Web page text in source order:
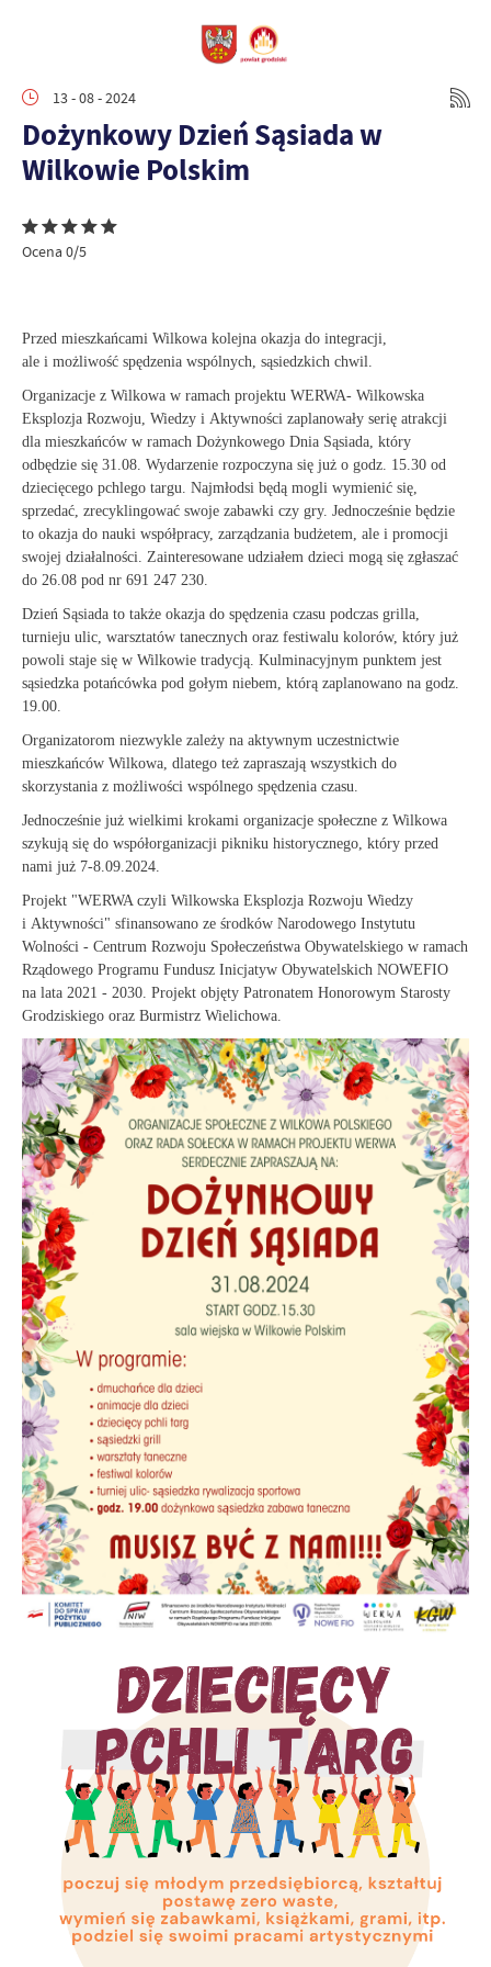
13 - 08 - 2024
Dożynkowy Dzień Sąsiada w
Wilkowie Polskim
Ocena 0/5
Przed mieszkańcami Wilkowa kolejna okazja do integracji,
ale i możliwość spędzenia wspólnych, sąsiedzkich chwil.
Organizacje z Wilkowa w ramach projektu WERWA- Wilkowska
Eksplozja Rozwoju, Wiedzy i Aktywności zaplanowały serię atrakcji
dla mieszkańców w ramach Dożynkowego Dnia Sąsiada, który
odbędzie się 31.08. Wydarzenie rozpoczyna się już o godz. 15.30 od
dziecięcego pchlego targu. Najmłodsi będą mogli wymienić się,
sprzedać, zrecyklingować swoje zabawki czy gry. Jednocześnie będzie
to okazja do nauki współpracy, zarządzania budżetem, ale i promocji
swojej działalności. Zainteresowane udziałem dzieci mogą się zgłaszać
do 26.08 pod nr 691 247 230.
Dzień Sąsiada to także okazja do spędzenia czasu podczas grilla,
turnieju ulic, warsztatów tanecznych oraz festiwalu kolorów, który już
powoli staje się w Wilkowie tradycją. Kulminacyjnym punktem jest
sąsiedzka potańcówka pod gołym niebem, którą zaplanowano na godz.
19.00.
Organizatorom niezwykle zależy na aktywnym uczestnictwie
mieszkańców Wilkowa, dlatego też zapraszają wszystkich do
skorzystania z możliwości wspólnego spędzenia czasu.
Jednocześnie już wielkimi krokami organizacje społeczne z Wilkowa
szykują się do współorganizacji pikniku historycznego, który przed
nami już 7-8.09.2024.
Projekt "WERWA czyli Wilkowska Eksplozja Rozwoju Wiedzy
i Aktywności" sfinansowano ze środków Narodowego Instytutu
Wolności - Centrum Rozwoju Społeczeństwa Obywatelskiego w ramach
Rządowego Programu Fundusz Inicjatyw Obywatelskich NOWEFIO
na lata 2021 - 2030. Projekt objęty Patronatem Honorowym Starosty
Grodziskiego oraz Burmistrz Wielichowa.